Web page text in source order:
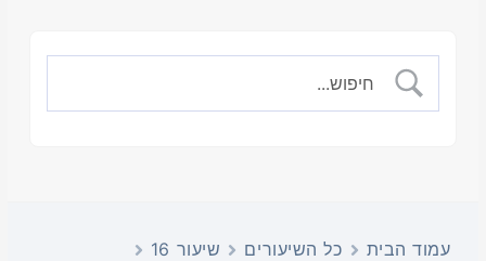
עמוד הבית כל השיעורים
שיעור 16